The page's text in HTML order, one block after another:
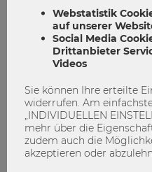
STUDIEREN
Webstatistik
auf unserer
Social Media
Drittanbieter
Videos
Sie können Ihre erteilte
widerrufen. Am
„INDIVIDUELLEN
mehr über die
zudem auch die
akzeptieren oder